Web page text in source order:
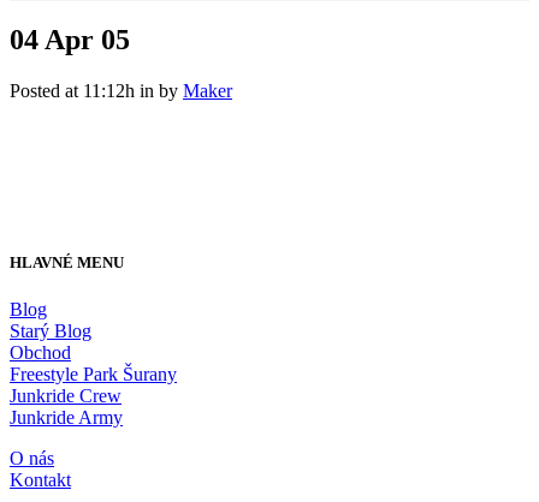
04 Apr 05
Posted at 11:12h in by Maker
HLAVNÉ MENU
Blog
Starý Blog
Obchod
Freestyle Park Šurany
Junkride Crew
Junkride Army
O nás
Kontakt